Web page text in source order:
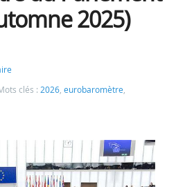
2025)
clés : 2026 eurobaromètre